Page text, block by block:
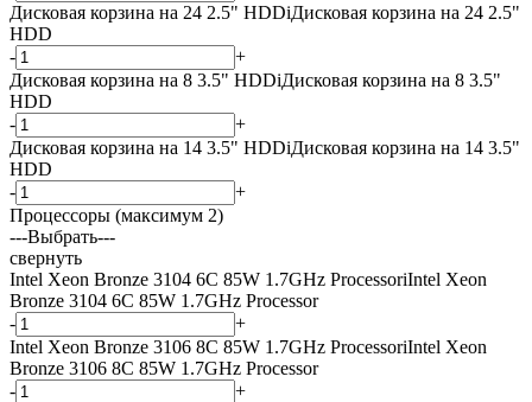
Дисковая корзина на 24 2.5" HDDiДисковая корзина на 24 2.5"
HDD
-
+
Дисковая корзина на 8 3.5" HDDiДисковая корзина на 8 3.5"
HDD
-
+
Дисковая корзина на 14 3.5" HDDiДисковая корзина на 14 3.5"
HDD
-
+
Процессоры (максимум 2)
---Выбрать---
свернуть
Intel Xeon Bronze 3104 6C 85W 1.7GHz ProcessoriIntel Xeon
Bronze 3104 6C 85W 1.7GHz Processor
-
+
Intel Xeon Bronze 3106 8C 85W 1.7GHz ProcessoriIntel Xeon
Bronze 3106 8C 85W 1.7GHz Processor
-
+